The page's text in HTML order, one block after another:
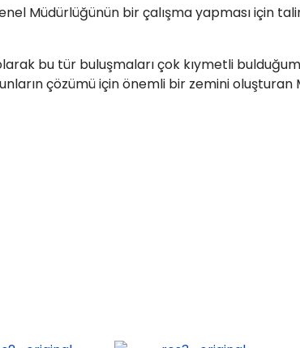
Müdürlüğünün bir çalışma yapması için
bu tür buluşmaları çok kıymetli
çözümü için önemli bir zemini oluşturan